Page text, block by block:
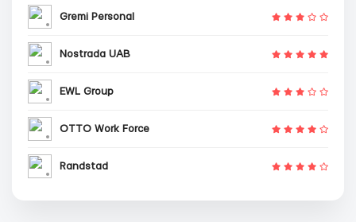
Gremi Personal
Nostrada UAB
EWL Group
OTTO Work Force
Randstad